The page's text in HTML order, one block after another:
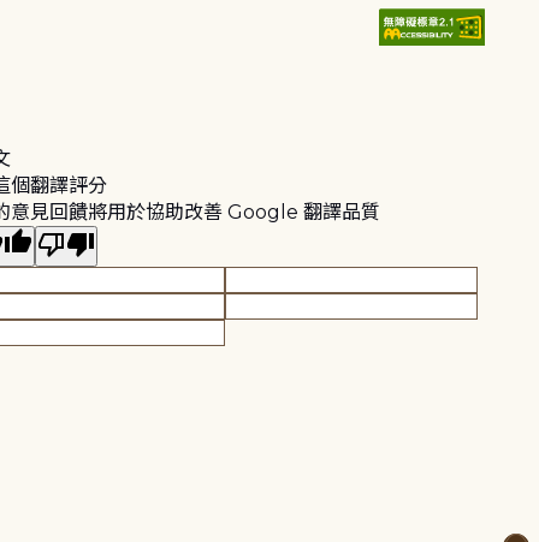
個翻譯評分
意見回饋將用於協助改善 Google 翻譯品質